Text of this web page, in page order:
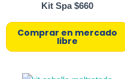
Kit Spa $660
Comprar en mercado
libre